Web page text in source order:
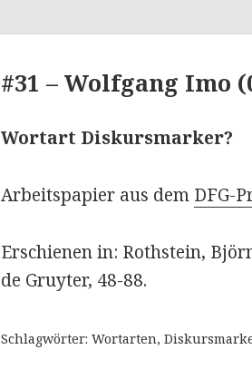
#31 – Wolfgang Imo
Wortart Diskursmarker?
Arbeitspapier aus dem DFG-
Erschienen in: Rothstein,
de Gruyter, 48-88.
Schlagwörter: Wortarten,